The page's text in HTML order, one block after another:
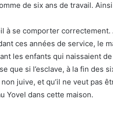
de six ans de travail.
à se comporter correctement.
ces années de service, le
les enfants qui naissaient
que si l’esclave, à la fin des
juive, et qu’il ne veut pas
Yovel dans cette maison.